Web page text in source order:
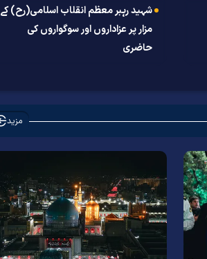
شہید رہبر معظم انقلاب اسلامی(رح) کے
مزار پر عزاداروں اور سوگواروں کی
حاضری
مزید